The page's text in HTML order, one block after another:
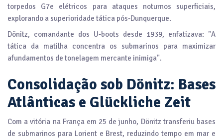
torpedos G7e elétricos para ataques noturnos superficiais,
explorando a superioridade tática pós-Dunquerque.
Dönitz, comandante dos U-boots desde 1939, enfatizava: "A
tática da matilha concentra os submarinos para maximizar
afundamentos de tonelagem mercante inimiga".
Consolidação sob Dönitz: Bases
Atlânticas e Glückliche Zeit
Com a vitória na França em 25 de junho, Dönitz transferiu bases
de submarinos para Lorient e Brest, reduzindo tempo em mar e